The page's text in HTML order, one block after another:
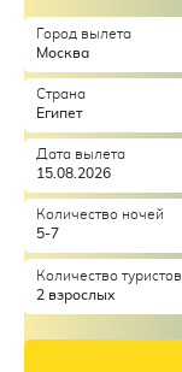
Город вылета
Москва
Страна
Египет
Дата вылета
15.08.2026
Количество ночей
5-7
Количество туристов
2 взрослых